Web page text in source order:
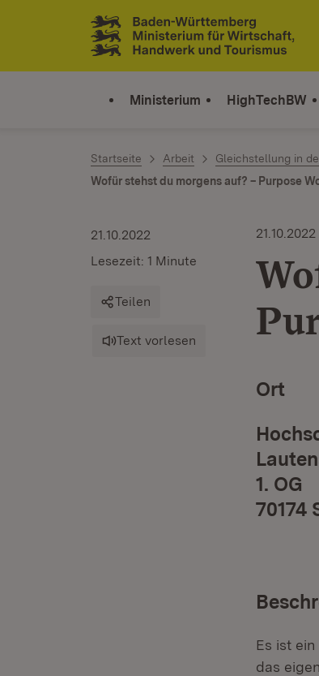
Zum Inhalt springen
Link zur Startseite
Ministerium HighTechBW
Startseite Arbeit Gleichstellung in
Wofür stehst du morgens auf? – Purpose
21.10.2022
Lesezeit: 1 Minute
Teilen
Text vorlesen
Ort
1. OG
70174
Es ist
das